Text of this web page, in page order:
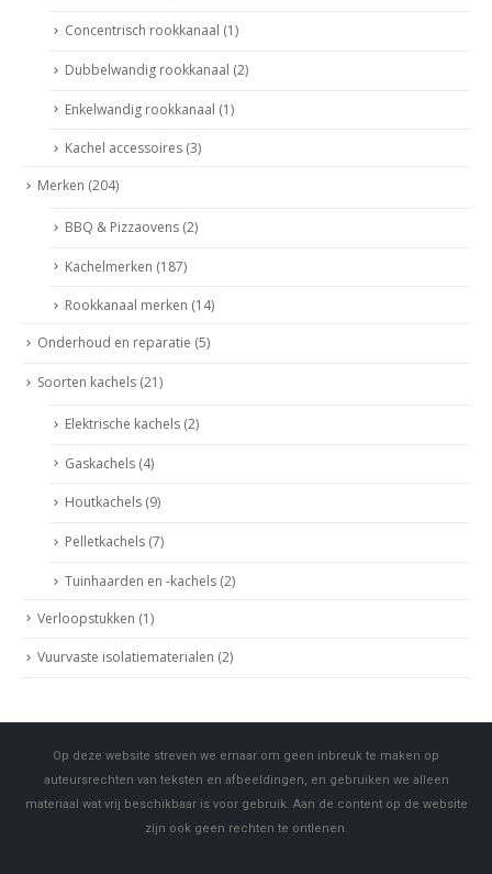
Concentrisch rookkanaal (1)
Dubbelwandig rookkanaal (2)
Enkelwandig rookkanaal (1)
Kachel accessoires (3)
Merken (204)
BBQ & Pizzaovens (2)
Kachelmerken (187)
Rookkanaal merken (14)
Onderhoud en reparatie (5)
Soorten kachels (21)
Elektrische kachels (2)
Gaskachels (4)
Houtkachels (9)
Pelletkachels (7)
Tuinhaarden en -kachels (2)
Verloopstukken (1)
Vuurvaste isolatiematerialen (2)
Op deze website streven we ernaar om geen inbreuk te maken op
auteursrechten van teksten en afbeeldingen, en gebruiken we alleen
materiaal wat vrij beschikbaar is voor gebruik. Aan de content op de website
zijn ook geen rechten te ontlenen.